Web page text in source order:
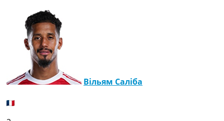
Вільям Саліба